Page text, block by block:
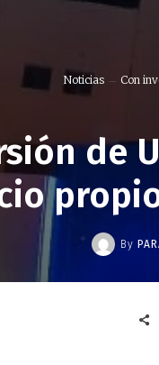
Noticias Con
de
By